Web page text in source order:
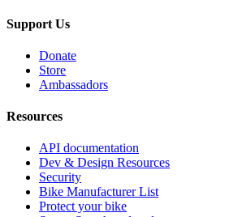
Support Us
Donate
Store
Ambassadors
Resources
API documentation
Dev & Design Resources
Security
Bike Manufacturer List
Protect your bike